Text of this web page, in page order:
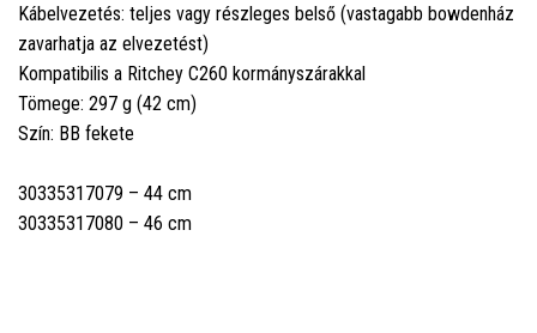
Kábelvezetés: teljes vagy részleges belső (vastagabb bowdenház
zavarhatja az elvezetést)
Kompatibilis a Ritchey C260 kormányszárakkal
Tömege: 297 g (42 cm)
Szín: BB fekete
30335317079 – 44 cm
30335317080 – 46 cm